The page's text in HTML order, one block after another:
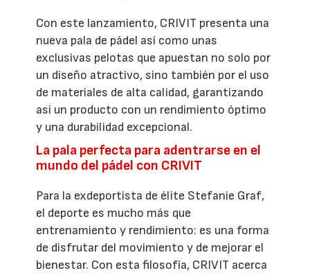
Con este lanzamiento, CRIVIT presenta una
nueva pala de pádel así como unas
exclusivas pelotas que apuestan no solo por
un diseño atractivo, sino también por el uso
de materiales de alta calidad, garantizando
así un producto con un rendimiento óptimo
y una durabilidad excepcional.
La pala perfecta para adentrarse en el
mundo del pádel con CRIVIT
Para la exdeportista de élite Stefanie Graf,
el deporte es mucho más que
entrenamiento y rendimiento: es una forma
de disfrutar del movimiento y de mejorar el
bienestar. Con esta filosofía, CRIVIT acerca